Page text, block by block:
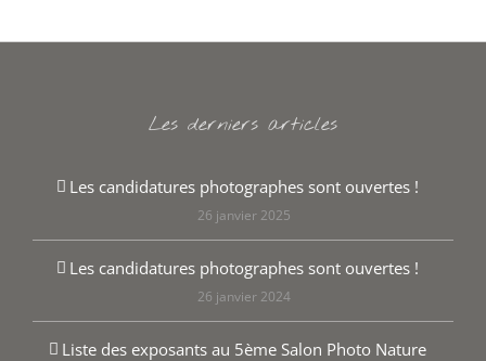
Les derniers articles
Les candidatures photographes sont ouvertes !
26 janvier 2025
Les candidatures photographes sont ouvertes !
26 janvier 2024
Liste des exposants au 5ème Salon Photo Nature